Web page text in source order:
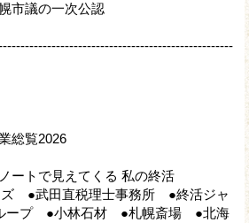
市議の一次公認
総覧2026
ートで見えてくる 私の終活
●武田直税理士事務所 ●終活ジャ
ープ ●小林石材 ●札幌斎場 ●北海